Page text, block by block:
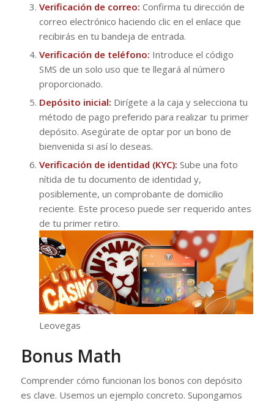
Verificación de correo: Confirma tu dirección de
correo electrónico haciendo clic en el enlace que
recibirás en tu bandeja de entrada.
Verificación de teléfono: Introduce el código
SMS de un solo uso que te llegará al número
proporcionado.
Depósito inicial: Dirígete a la caja y selecciona tu
método de pago preferido para realizar tu primer
depósito. Asegúrate de optar por un bono de
bienvenida si así lo deseas.
Verificación de identidad (KYC): Sube una foto
nítida de tu documento de identidad y,
posiblemente, un comprobante de domicilio
reciente. Este proceso puede ser requerido antes
de tu primer retiro.
Leovegas
Bonus Math
Comprender cómo funcionan los bonos con depósito
es clave. Usemos un ejemplo concreto. Supongamos